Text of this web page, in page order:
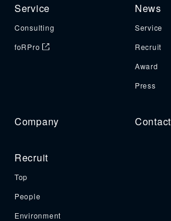
Service
Consulting
foRPro
News
Service
Recruit
Award
Press
Company Contact
Recruit
Top
People
Environment